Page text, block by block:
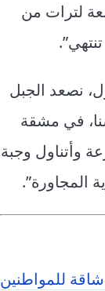
لترات من
نصعد الجبل
في مشقة
وأتناول وجبة
المجاورة”.
للمواطنين